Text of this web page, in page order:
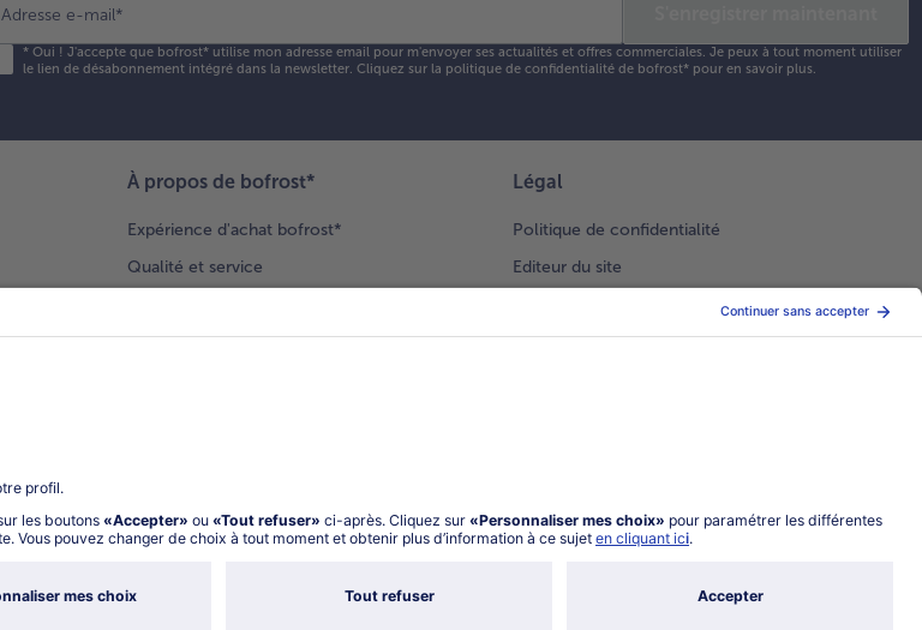
Adresse e-mail*
*Oui ! J'accepte que bofrost* utilise mon adresse email pour m'envoyer ses actualités et offres commerciales. Je peux à tout moment utiliser
le lien de désabonnement intégré dans la newsletter. Cliquez sur la politique de confidentialitéde bofrost* pour en savoir plus.
À propos de bofrost*
Expérience d'achat bofrost*
Qualité et service
Nouveaux clients
Légal
Politique de confidentialité
Editeur du site
Conditions générales de vente
Conditions générales catalogue en ligne